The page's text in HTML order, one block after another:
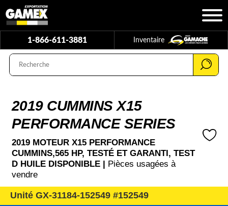
1-866-611-3881 Inventaire
2019 CUMMINS X15
PERFORMANCE SERIES
2019 MOTEUR X15 PERFORMANCE
CUMMINS,565 HP, TESTÉ ET GARANTI, TEST
D HUILE DISPONIBLE | Pièces usagées à
vendre
Unité GX-31184-152549 #152549